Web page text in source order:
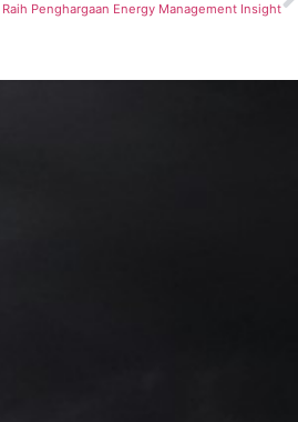
Penghargaan Energy Management Insight